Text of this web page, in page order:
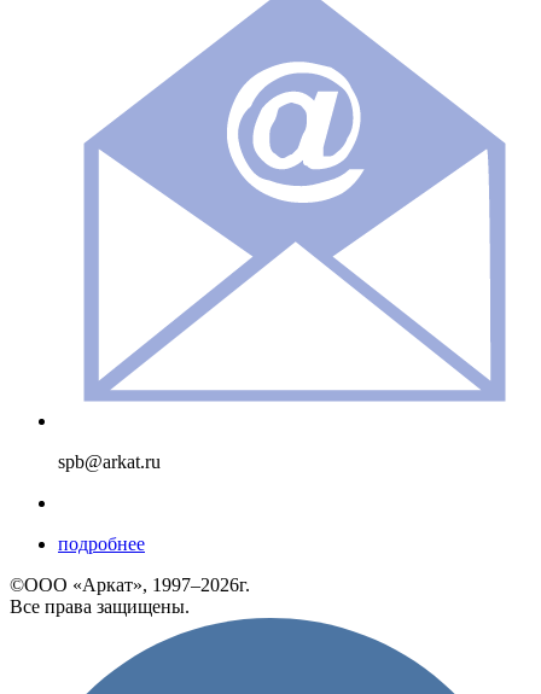
spb@arkat.ru
подробнее
©ООО «Аркат», 1997–2026г.
Все права защищены.